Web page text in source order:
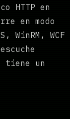
HTTP en
en modo
WCF
tiene un